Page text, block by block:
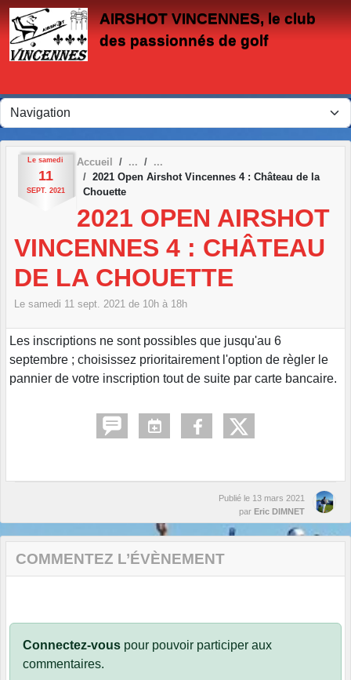
AIRSHOT VINCENNES, le club
des passionnés de golf
Le samedi
11
SEPT. 2021
Accueil
2021 Open Airshot Vincennes 4 : Château de la
Chouette
2021 OPEN AIRSHOT
VINCENNES 4 : CHÂTEAU
DE LA CHOUETTE
Le samedi 11 sept. 2021 de 10h à 18h
Les inscriptions ne sont possibles que jusqu'au 6
septembre ; choisissez prioritairement l'option de règler le
pannier de votre inscription tout de suite par carte bancaire.
Publié le 13 mars 2021
par Eric DIMNET
COMMENTEZ L’ÉVÈNEMENT
Connectez-vous pour pouvoir participer aux
commentaires.
Panneau de gestion des cookies